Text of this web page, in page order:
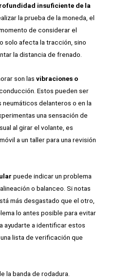
insuficiente de la
la prueba de la moneda, el
de considerar el
solo afecta la tracción, sino
la distancia de frenado.
son las vibraciones o
Estos pueden ser
neumáticos delanteros o en la
una sensación de
al girar el volante, es
a un taller para una revisión
puede indicar un problema
o balanceo. Si notas
más desgastado que el otro,
lo antes posible para evitar
ayudarte a identificar estos
lista de verificación que
la banda de rodadura.